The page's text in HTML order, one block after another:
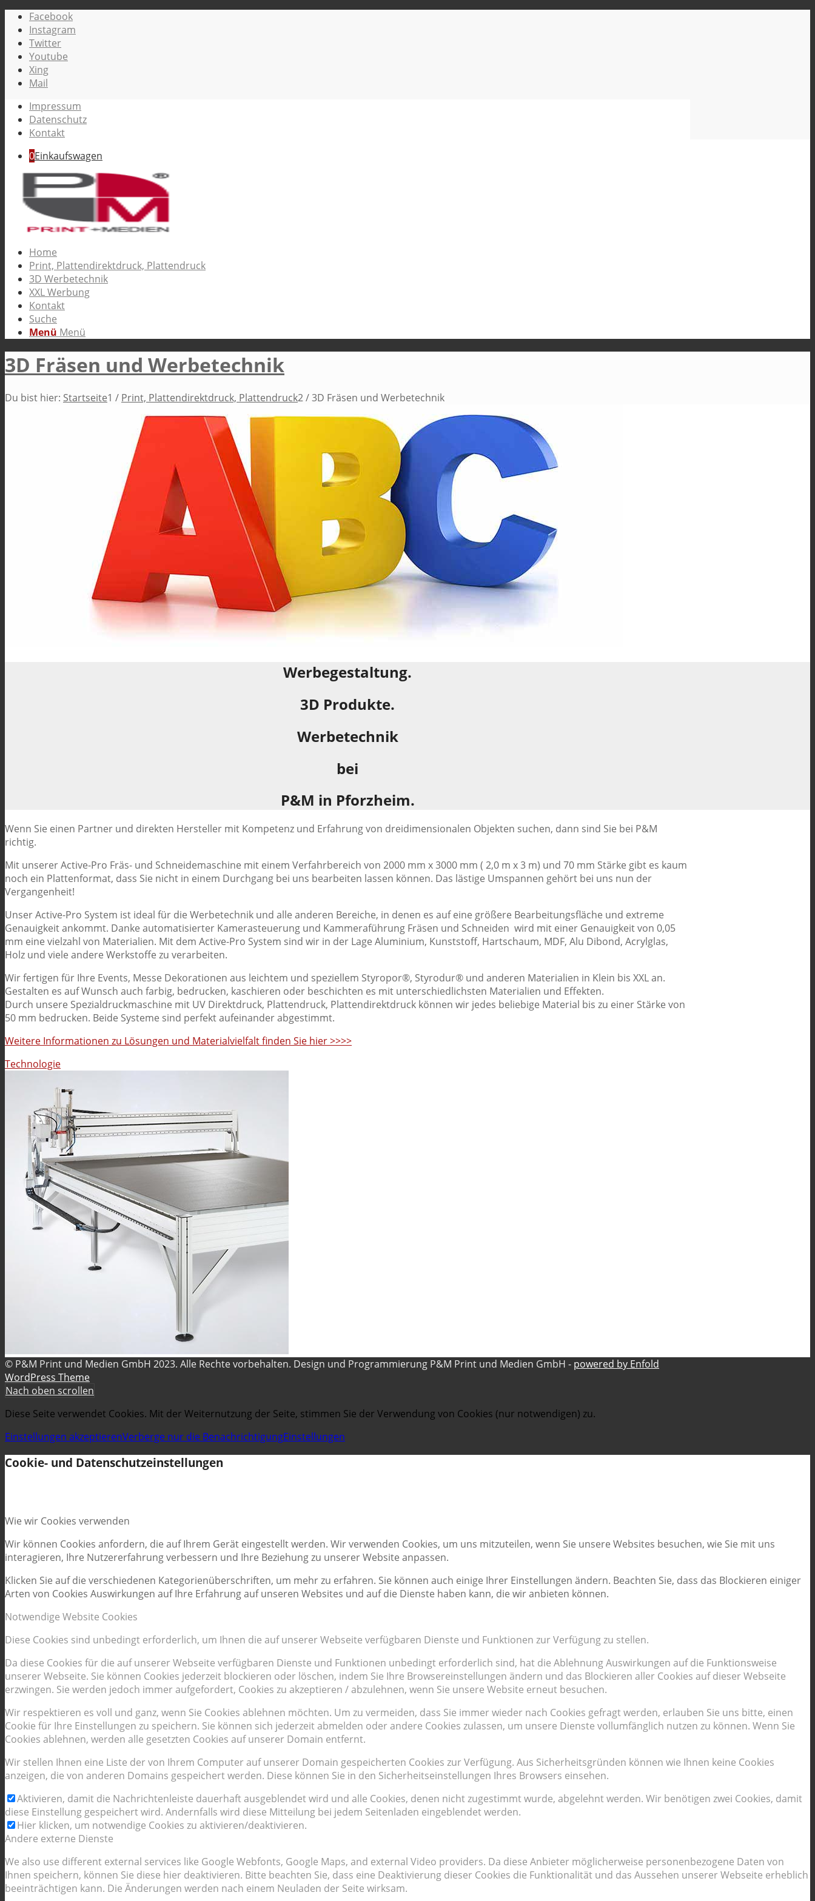
Facebook
Instagram
Twitter
Youtube
Xing
Mail
Impressum
Datenschutz
Kontakt
0Einkaufswagen
Home
Print, Plattendirektdruck, Plattendruck
3D Werbetechnik
XXL Werbung
Kontakt
Suche
Menü Menü
3D Fräsen und Werbetechnik
Du bist hier: Startseite1 / Print, Plattendirektdruck, Plattendruck2/3D Fräsen und Werbetechnik
Werbegestaltung.
3D Produkte.
Werbetechnik
bei
P&M in Pforzheim.
Wenn Sie einen Partner und direkten Hersteller mit Kompetenz und Erfahrung von dreidimensionalen Objekten suchen, dann sind Sie bei P&M
richtig.
Mit unserer Active-Pro Fräs- und Schneidemaschine mit einem Verfahrbereich von 2000 mm x 3000 mm ( 2,0 m x 3 m) und 70 mm Stärke gibt es kaum
noch ein Plattenformat, dass Sie nicht in einem Durchgang bei uns bearbeiten lassen können. Das lästige Umspannen gehört bei uns nun der
Vergangenheit!
Unser Active-Pro System ist ideal für die Werbetechnik und alle anderen Bereiche, in denen es auf eine größere Bearbeitungsfläche und extreme
Genauigkeit ankommt. Danke automatisierter Kamerasteuerung und Kammeraführung Fräsen und Schneiden wird mit einer Genauigkeit von 0,05
mm eine vielzahl von Materialien. Mit dem Active-Pro System sind wir in der Lage Aluminium, Kunststoff, Hartschaum, MDF, Alu Dibond, Acrylglas,
Holz und viele andere Werkstoffe zu verarbeiten.
Wir fertigen für Ihre Events, Messe Dekorationen aus leichtem und speziellem Styropor®, Styrodur® und anderen Materialien in Klein bis XXL an.
Gestalten es auf Wunsch auch farbig, bedrucken, kaschieren oder beschichten es mit unterschiedlichsten Materialien und Effekten.
Durch unsere Spezialdruckmaschine mit UV Direktdruck, Plattendruck, Plattendirektdruck können wir jedes beliebige Material bis zu einer Stärke von
50 mm bedrucken. Beide Systeme sind perfekt aufeinander abgestimmt.
Weitere Informationen zu Lösungen und Materialvielfalt finden Sie hier >>>>
Technologie
© P&M Print und Medien GmbH 2023. Alle Rechte vorbehalten. Design und Programmierung P&M Print und Medien GmbH - powered by Enfold
WordPress Theme
Nach oben scrollen
Diese Seite verwendet Cookies. Mit der Weiternutzung der Seite, stimmen Sie der Verwendung von Cookies (nur notwendigen) zu.
Einstellungen akzeptierenVerberge nur die BenachrichtigungEinstellungen
Cookie- und Datenschutzeinstellungen
Wie wir Cookies verwenden
Wir können Cookies anfordern, die auf Ihrem Gerät eingestellt werden. Wir verwenden Cookies, um uns mitzuteilen, wenn Sie unsere Websites besuchen, wie Sie mit uns
interagieren, Ihre Nutzererfahrung verbessern und Ihre Beziehung zu unserer Website anpassen.
Klicken Sie auf die verschiedenen Kategorienüberschriften, um mehr zu erfahren. Sie können auch einige Ihrer Einstellungen ändern. Beachten Sie, dass das Blockieren einiger
Arten von Cookies Auswirkungen auf Ihre Erfahrung auf unseren Websites und auf die Dienste haben kann, die wir anbieten können.
Notwendige Website Cookies
Diese Cookies sind unbedingt erforderlich, um Ihnen die auf unserer Webseite verfügbaren Dienste und Funktionen zur Verfügung zu stellen.
Da diese Cookies für die auf unserer Webseite verfügbaren Dienste und Funktionen unbedingt erforderlich sind, hat die Ablehnung Auswirkungen auf die Funktionsweise
unserer Webseite. Sie können Cookies jederzeit blockieren oder löschen, indem Sie Ihre Browsereinstellungen ändern und das Blockieren aller Cookies auf dieser Webseite
erzwingen. Sie werden jedoch immer aufgefordert, Cookies zu akzeptieren / abzulehnen, wenn Sie unsere Website erneut besuchen.
Wir respektieren es voll und ganz, wenn Sie Cookies ablehnen möchten. Um zu vermeiden, dass Sie immer wieder nach Cookies gefragt werden, erlauben Sie uns bitte, einen
Cookie für Ihre Einstellungen zu speichern. Sie können sich jederzeit abmelden oder andere Cookies zulassen, um unsere Dienste vollumfänglich nutzen zu können. Wenn Sie
Cookies ablehnen, werden alle gesetzten Cookies auf unserer Domain entfernt.
Wir stellen Ihnen eine Liste der von Ihrem Computer auf unserer Domain gespeicherten Cookies zur Verfügung. Aus Sicherheitsgründen können wie Ihnen keine Cookies
anzeigen, die von anderen Domains gespeichert werden. Diese können Sie in den Sicherheitseinstellungen Ihres Browsers einsehen.
Aktivieren, damit die Nachrichtenleiste dauerhaft ausgeblendet wird und alle Cookies, denen nicht zugestimmt wurde, abgelehnt werden. Wir benötigen zwei Cookies, damit
diese Einstellung gespeichert wird. Andernfalls wird diese Mitteilung bei jedem Seitenladen eingeblendet werden.
Hier klicken, um notwendige Cookies zu aktivieren/deaktivieren.
Andere externe Dienste
We also use different external services like Google Webfonts, Google Maps, and external Video providers. Da diese Anbieter möglicherweise personenbezogene Daten von
Ihnen speichern, können Sie diese hier deaktivieren. Bitte beachten Sie, dass eine Deaktivierung dieser Cookies die Funktionalität und das Aussehen unserer Webseite erheblich
beeinträchtigen kann. Die Änderungen werden nach einem Neuladen der Seite wirksam.